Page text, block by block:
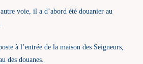
voie, il a d’abord été douanier au
à l’entrée de la maison des Seigneurs,
des douanes.